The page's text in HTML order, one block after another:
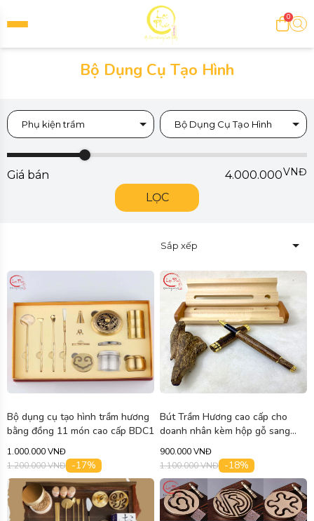
0
Bộ Dụng Cụ Tạo Hình
Phụ kiện trầm Bộ Dụng Cụ Tạo Hình
Giá bán 4.000.000VNĐ
LỌC
Sắp xếp
Bộ dụng cụ tạo hình trầm hương
bằng đồng 11 món cao cấp BDC1
1.000.000 VNĐ
1.200.000 VNĐ -17%
Bút Trầm Hương cao cấp cho
doanh nhân kèm hộp gỗ sang
trọng
900.000 VNĐ
1.100.000 VNĐ -18%